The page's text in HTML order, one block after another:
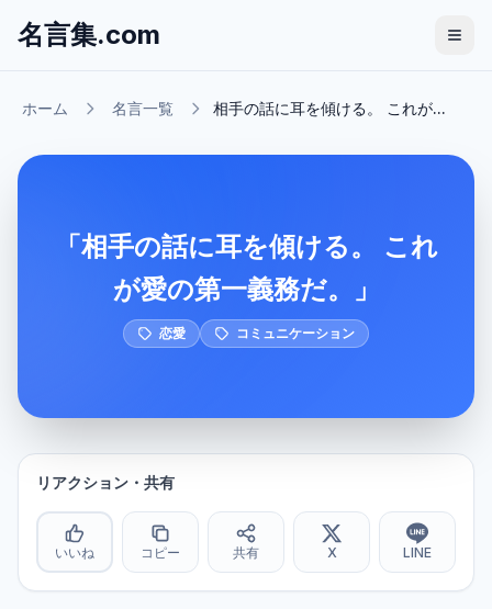
名言集.com
ホーム 名言一覧 相手の話に耳を傾ける。 これが...
「相手の話に耳を傾ける。 これ
が愛の第一義務だ。」
恋愛 コミュニケーション
リアクション・共有
いいね コピー 共有 X LINE